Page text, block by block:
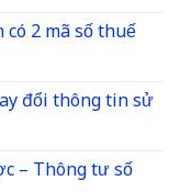
2 mã số thuế
đổi thông tin sử
– Thông tư số